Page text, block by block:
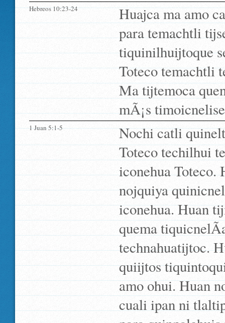
Hebreos 10:23-24
Huajca ma amo
para temachtli
tiquinilhuijtoque
Toteco temachtli
Ma tijtemoca
mÃ¡s
1 Juan 5:1-5
Nochi catli
Toteco techilhui
iconehua
nojquiya
iconehua. Huan
quema
technahuatijtoc.
quiijtos
amo ohui. Huan
cuali ipan ni